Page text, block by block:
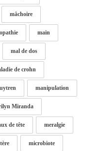
mâchoire
main
mal de dos
de crohn
manipulation
Miranda
de tête meralgie
microbiote